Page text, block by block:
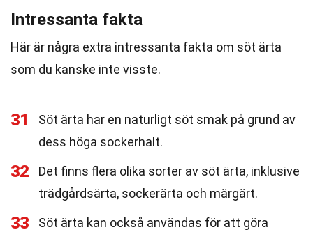
Intressanta fakta
Här är några extra intressanta fakta om söt ärta
som du kanske inte visste.
31
Söt ärta har en naturligt söt smak på grund av
dess höga sockerhalt.
32
Det finns flera olika sorter av söt ärta, inklusive
trädgårdsärta, sockerärta och märgärt.
33
Söt ärta kan också användas för att göra